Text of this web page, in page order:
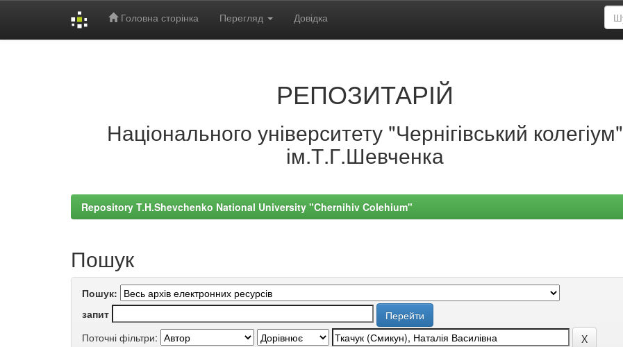
Головна сторінка Перегляд Довідка
РЕПОЗИТАРІЙ
Національного університету "Чернігівський колегіум"
ім.Т.Г.Шевченка
Repository T.H.Shevchenko National University "Chernihiv Colehium"
Пошук
Пошук:
запит
Поточні фільтри: